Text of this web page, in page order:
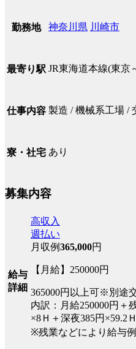
勤務地 神奈川県 川崎市
最寄り駅 JR東海道本線(東京
仕事内容 製造 / 機械系工場 /
寮・社宅 あり
募集内容
給与
詳細
高収入
週払い
月収例365,000円
【月給】250000円
365000円以上可※別途
内訳：月給250000円＋
×8Ｈ＋深夜385円×59.2Ｈ
※残業などにより給与例